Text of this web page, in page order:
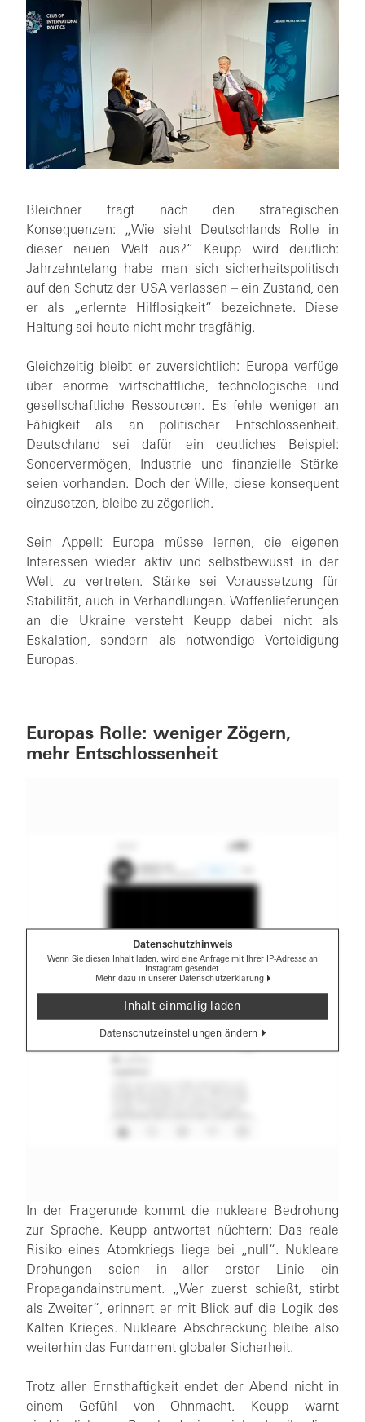
Bleichner fragt nach den strategischen
Konsequenzen: „Wie sieht Deutschlands Rolle in
dieser neuen Welt aus?“ Keupp wird deutlich:
Jahrzehntelang habe man sich sicherheitspolitisch
auf den Schutz der USA verlassen – ein Zustand, den
er als „erlernte Hilflosigkeit“ bezeichnete. Diese
Haltung sei heute nicht mehr tragfähig.
Gleichzeitig bleibt er zuversichtlich: Europa verfüge
über enorme wirtschaftliche, technologische und
gesellschaftliche Ressourcen. Es fehle weniger an
Fähigkeit als an politischer Entschlossenheit.
Deutschland sei dafür ein deutliches Beispiel:
Sondervermögen, Industrie und finanzielle Stärke
seien vorhanden. Doch der Wille, diese konsequent
einzusetzen, bleibe zu zögerlich.
Sein Appell: Europa müsse lernen, die eigenen
Interessen wieder aktiv und selbstbewusst in der
Welt zu vertreten. Stärke sei Voraussetzung für
Stabilität, auch in Verhandlungen. Waffenlieferungen
an die Ukraine versteht Keupp dabei nicht als
Eskalation, sondern als notwendige Verteidigung
Europas.
Europas Rolle: weniger Zögern,
mehr Entschlossenheit
Datenschutzhinweis
Wenn Sie diesen Inhalt laden, wird eine Anfrage mit Ihrer IP-Adresse an
Instagram gesendet.
Mehr dazu in unserer Datenschutzerklärung
Inhalt einmalig laden
Datenschutzeinstellungen ändern
In der Fragerunde kommt die nukleare Bedrohung
zur Sprache. Keupp antwortet nüchtern: Das reale
Risiko eines Atomkriegs liege bei „null“. Nukleare
Drohungen seien in aller erster Linie ein
Propagandainstrument. „Wer zuerst schießt, stirbt
als Zweiter“, erinnert er mit Blick auf die Logik des
Kalten Krieges. Nukleare Abschreckung bleibe also
weiterhin das Fundament globaler Sicherheit.
Trotz aller Ernsthaftigkeit endet der Abend nicht in
einem Gefühl von Ohnmacht. Keupp warnt